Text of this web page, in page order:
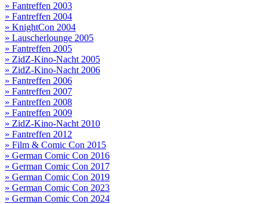
» Fantreffen 2003
» Fantreffen 2004
» KnightCon 2004
» Lauscherlounge 2005
» Fantreffen 2005
» ZidZ-Kino-Nacht 2005
» ZidZ-Kino-Nacht 2006
» Fantreffen 2006
» Fantreffen 2007
» Fantreffen 2008
» Fantreffen 2009
» ZidZ-Kino-Nacht 2010
» Fantreffen 2012
» Film & Comic Con 2015
» German Comic Con 2016
» German Comic Con 2017
» German Comic Con 2019
» German Comic Con 2023
» German Comic Con 2024